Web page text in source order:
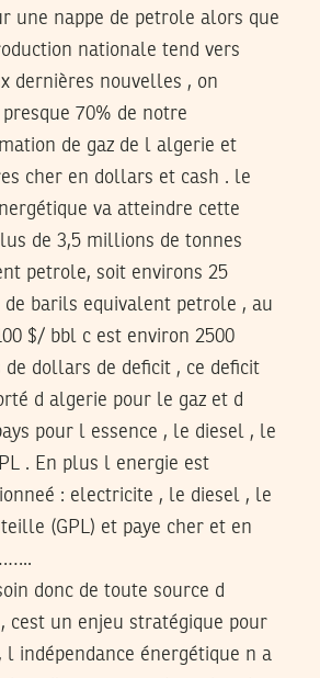
une nappe de petrole alors que
nationale tend vers
dernières nouvelles , on
70% de notre
de gaz de l algerie et
cher en dollars et cash . le
va atteindre cette
de 3,5 millions de tonnes
petrole, soit environs 25
barils equivalent petrole , au
$/ bbl c est environ 2500
dollars de deficit , ce deficit
d algerie pour le gaz et d
pour l essence , le diesel , le
. En plus l energie est
: electricite , le diesel , le
(GPL) et paye cher et en
donc de toute source d
cest un enjeu stratégique pour
l indépendance énergétique n a